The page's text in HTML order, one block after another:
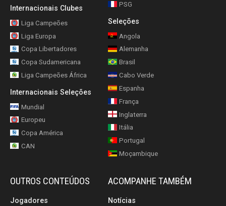
Internacionais Clubes
Liga Campeões
Liga Europa
Copa Libertadores
Copa Sudamericana
Liga Campeões África
Internacionais Seleções
Mundial
Europeu
Copa América
CAN
PSG
Seleções
Angola
Alemanha
Brasil
Cabo Verde
Espanha
França
Inglaterra
Itália
Portugal
Moçambique
OUTROS CONTEÚDOS
Jogadores
ACOMPANHE TAMBÉM
Notícias